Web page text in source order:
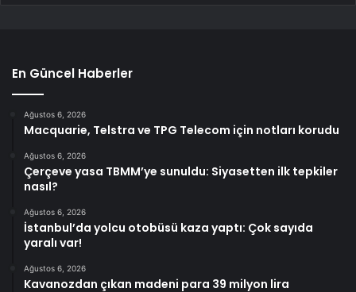
En Güncel Haberler
Ağustos 6, 2026
Macquarie, Telstra ve TPG Telecom için notları korudu
Ağustos 6, 2026
Çerçeve yasa TBMM’ye sunuldu: Siyasetten ilk tepkiler
nasıl?
Ağustos 6, 2026
İstanbul’da yolcu otobüsü kaza yaptı: Çok sayıda
yaralı var!
Ağustos 6, 2026
Kavanozdan çıkan madeni para 39 milyon lira